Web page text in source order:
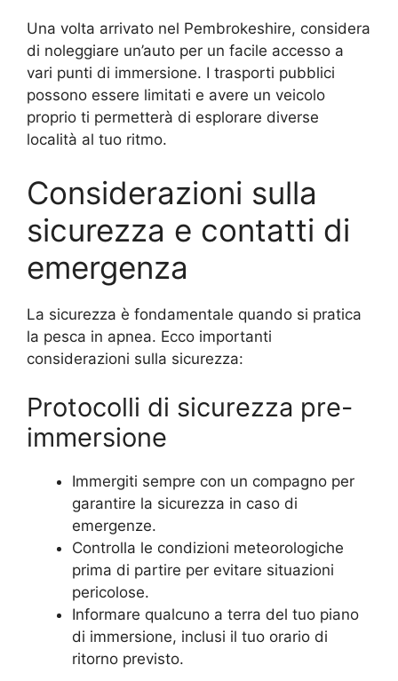
Una volta arrivato nel Pembrokeshire, considera
di noleggiare un’auto per un facile accesso a
vari punti di immersione. I trasporti pubblici
possono essere limitati e avere un veicolo
proprio ti permetterà di esplorare diverse
località al tuo ritmo.
Considerazioni sulla
sicurezza e contatti di
emergenza
La sicurezza è fondamentale quando si pratica
la pesca in apnea. Ecco importanti
considerazioni sulla sicurezza:
Protocolli di sicurezza pre-
immersione
Immergiti sempre con un compagno per
garantire la sicurezza in caso di
emergenze.
Controlla le condizioni meteorologiche
prima di partire per evitare situazioni
pericolose.
Informare qualcuno a terra del tuo piano
di immersione, inclusi il tuo orario di
ritorno previsto.